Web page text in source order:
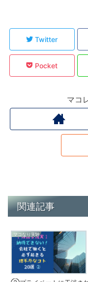
Twitter
Pocket
マコ
関連記事
マコなり実験